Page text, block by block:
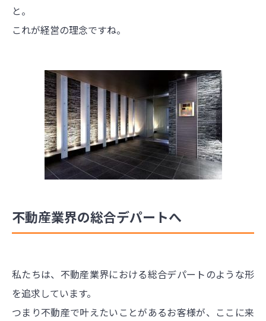
と。
これが経営の理念ですね。
不動産業界の総合デパートへ
私たちは、不動産業界における総合デパートのような形
を追求しています。
つまり不動産で叶えたいことがあるお客様が、ここに来